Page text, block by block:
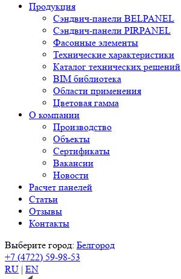
Продукция
Сэндвич-панели BELPANEL
Сэндвич-панели PIRPANEL
Фасонные элементы
Технические характеристики
Каталог технических решений
BIM библиотека
Области применения
Цветовая гамма
О компании
Производство
Объекты
Сертификаты
Вакансии
Новости
Расчет панелей
Статьи
Отзывы
Контакты
Выберите город: Белгород
+7 (4722) 59-98-53
RU | EN